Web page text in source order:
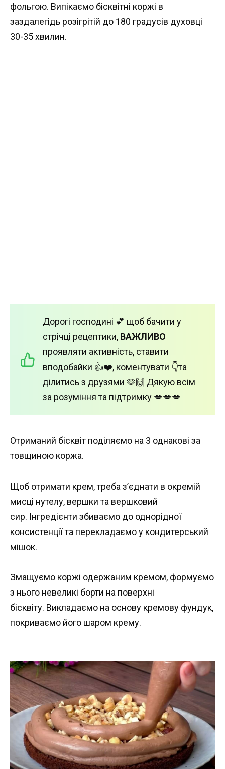
фольгою. Випікаємо бісквітні коржі в
заздалегідь розігрітій до 180 градусів духовці
30-35 хвилин.
Дорогі господині 💕 щоб бачити у
стрічці рецептики, ВАЖЛИВО
проявляти активність, ставити
вподобайки 👍❤️, коментувати 👇та
ділитись з друзями 🫶🙌 Дякую всім
за розуміння та підтримку 💋💋💋
Отриманий бісквіт поділяємо на 3 однакові за
товщиною коржа.
Щоб отримати крем, треба з’єднати в окремій
мисці нутелу, вершки та вершковий
сир. Інгредієнти збиваємо до однорідної
консистенції та перекладаємо у кондитерський
мішок.
Змащуємо коржі одержаним кремом, формуємо
з нього невеликі борти на поверхні
бісквіту. Викладаємо на основу кремову фундук,
покриваємо його шаром крему.